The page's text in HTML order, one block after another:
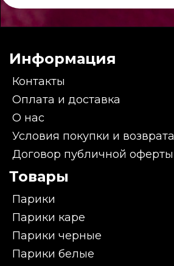
Информация
Контакты
Оплата и доставка
О нас
Условия покупки и возврата
Договор публичной оферты
Товары
Парики
Парики каре
Парики черные
Парики белые